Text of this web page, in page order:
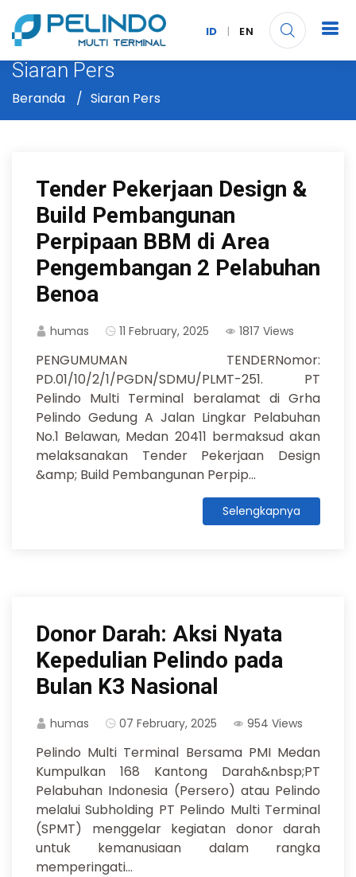
ID | EN
Siaran Pers
Beranda Siaran Pers
Tender Pekerjaan Design &
Build Pembangunan
Perpipaan BBM di Area
Pengembangan 2 Pelabuhan
Benoa
humas 11 February, 2025 1817 Views
PENGUMUMAN TENDERNomor:
PD.01/10/2/1/PGDN/SDMU/PLMT-251. PT
Pelindo Multi Terminal beralamat di Grha
Pelindo Gedung A Jalan Lingkar Pelabuhan
No.1 Belawan, Medan 20411 bermaksud akan
melaksanakan Tender Pekerjaan Design
&amp; Build Pembangunan Perpip...
Selengkapnya
Donor Darah: Aksi Nyata
Kepedulian Pelindo pada
Bulan K3 Nasional
humas 07 February, 2025 954 Views
Pelindo Multi Terminal Bersama PMI Medan
Kumpulkan 168 Kantong Darah&nbsp;PT
Pelabuhan Indonesia (Persero) atau Pelindo
melalui Subholding PT Pelindo Multi Terminal
(SPMT) menggelar kegiatan donor darah
untuk kemanusiaan dalam rangka
memperingati...